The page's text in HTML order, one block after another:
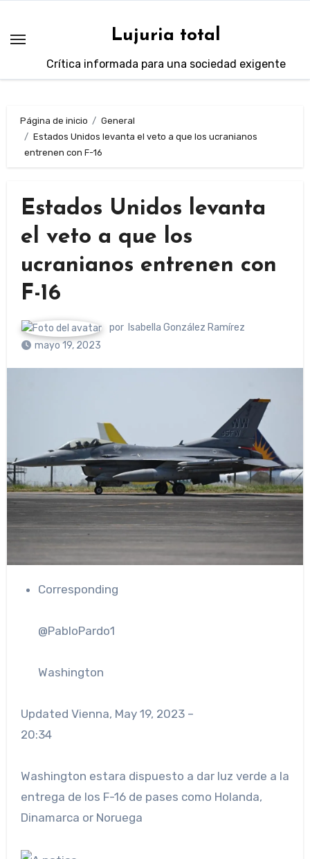
contenido
Lujuria total
Crítica informada para una sociedad exigente
Página de inicio
General
Estados Unidos levanta el veto a que los ucranianos
entrenen con F-16
Estados Unidos levanta
el veto a que los
ucranianos entrenen con
F-16
por Isabella González Ramírez
mayo 19, 2023
Corresponding
@PabloPardo1
Washington
Updated Vienna, May 19, 2023 –
20:34
Washington estara dispuesto a dar luz verde a la
entrega de los F-16 de pases como Holanda,
Dinamarca or Noruega